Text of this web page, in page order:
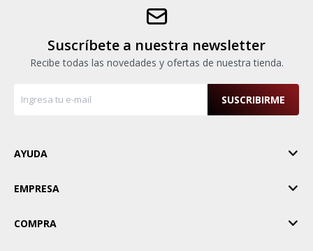
Suscríbete a nuestra newsletter
Recibe todas las novedades y ofertas de nuestra tienda.
SUSCRIBIRME
AYUDA
EMPRESA
COMPRA